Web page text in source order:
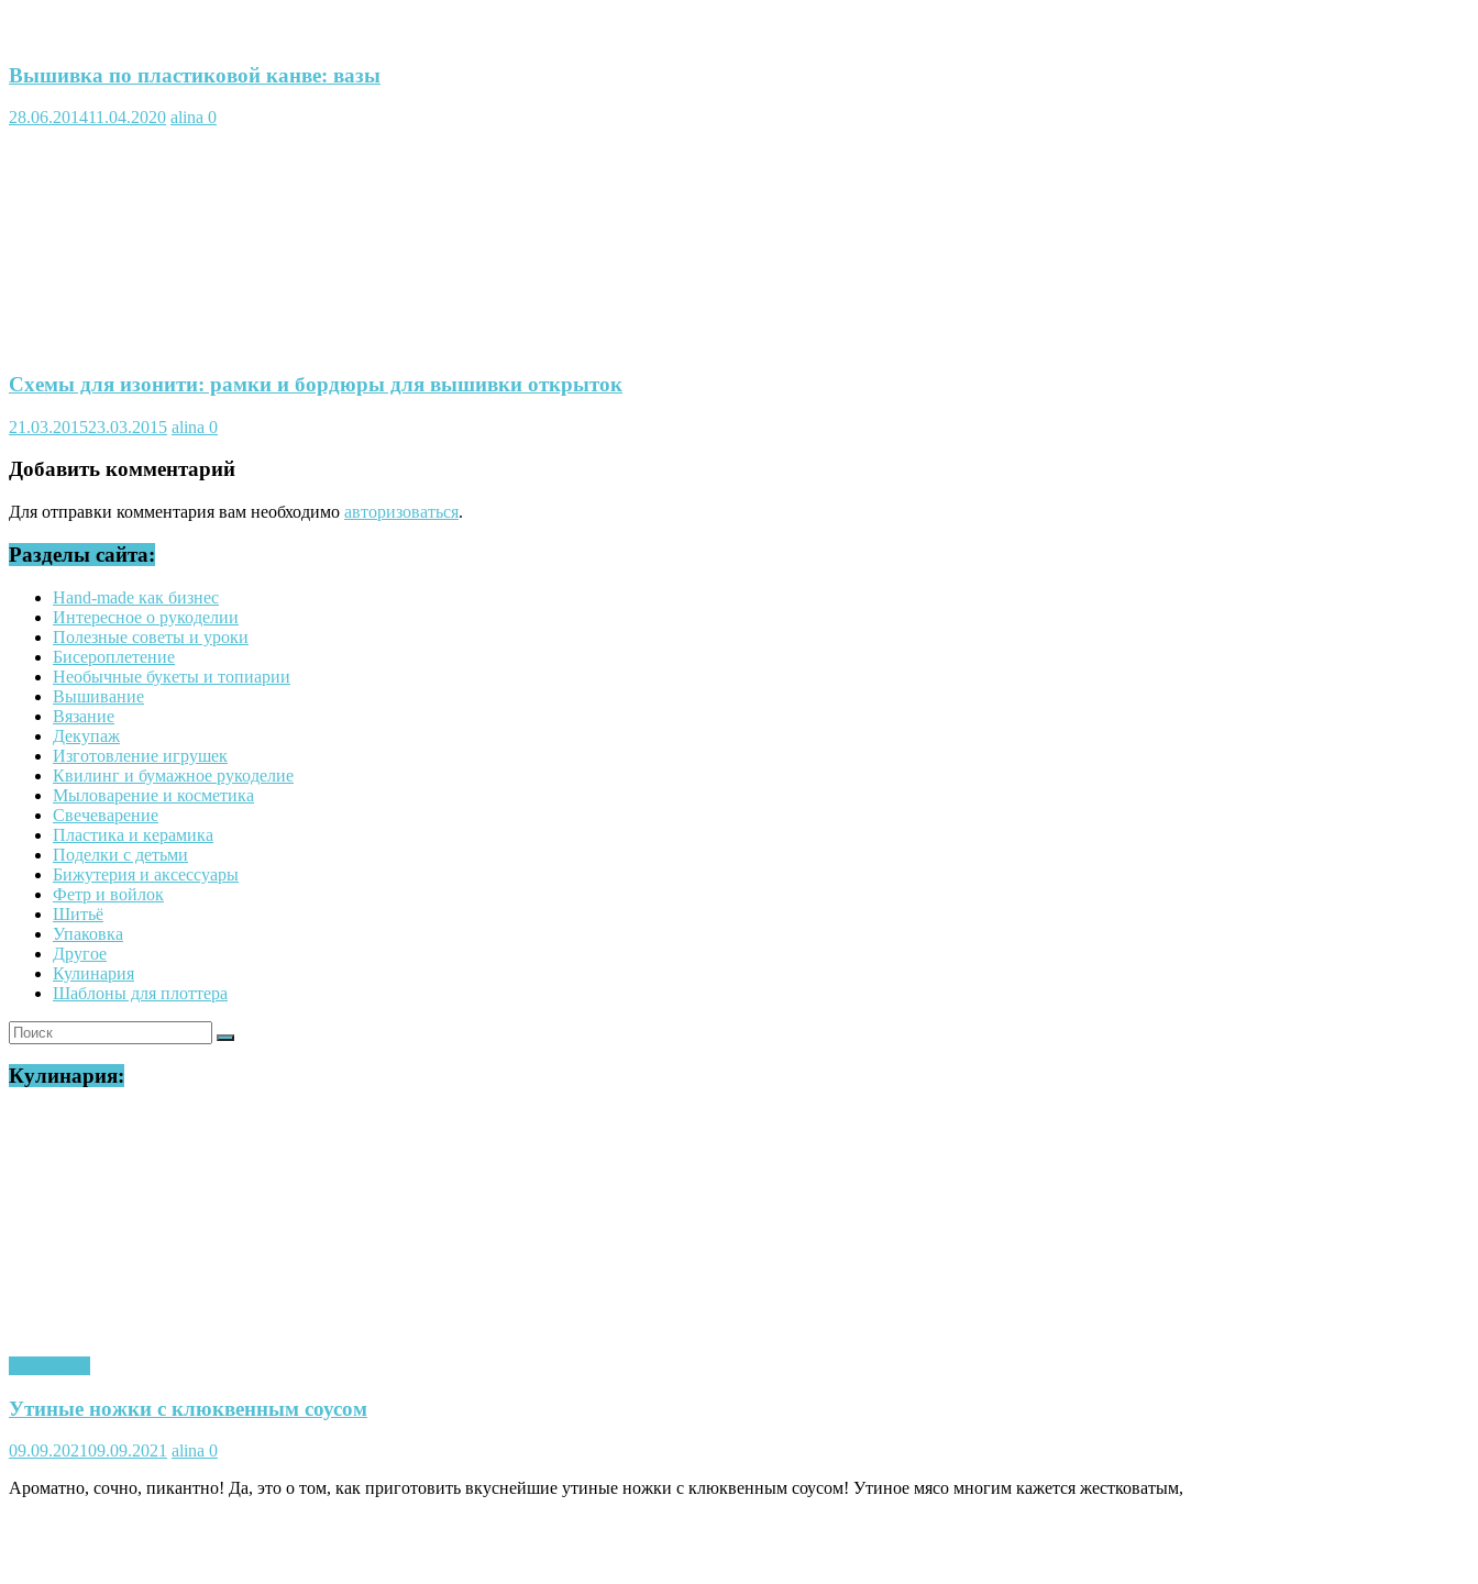
Вышивка по пластиковой канве: вазы
28.06.201411.04.2020 alina 0
Схемы для изонити: рамки и бордюры для вышивки открыток
21.03.201523.03.2015 alina 0
Добавить комментарий
Для отправки комментария вам необходимо авторизоваться.
Разделы сайта:
Hand-made как бизнес
Интересное о рукоделии
Полезные советы и уроки
Бисероплетение
Необычные букеты и топиарии
Вышивание
Вязание
Декупаж
Изготовление игрушек
Квилинг и бумажное рукоделие
Мыловарение и косметика
Свечеварение
Пластика и керамика
Поделки с детьми
Бижутерия и аксессуары
Фетр и войлок
Шитьё
Упаковка
Другое
Кулинария
Шаблоны для плоттера
Кулинария:
Утиные ножки с клюквенным соусом
09.09.202109.09.2021 alina 0
Ароматно, сочно, пикантно! Да, это о том, как приготовить вкуснейшие утиные ножки с клюквенным соусом! Утиное мясо многим кажется жестковатым,